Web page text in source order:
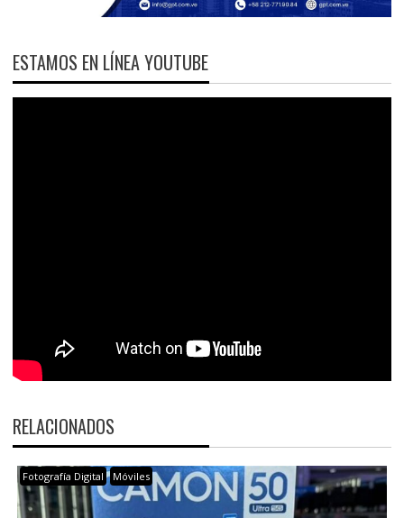
ESTAMOS EN LÍNEA YOUTUBE
RELACIONADOS
Fotografía Digital Móviles